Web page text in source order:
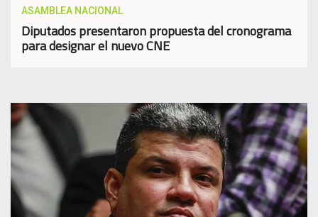
ASAMBLEA NACIONAL
Diputados presentaron propuesta del cronograma
para designar el nuevo CNE